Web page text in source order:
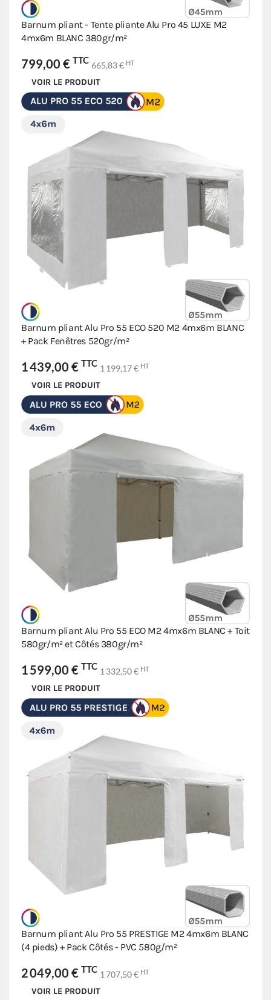
Barnum pliant - Tente pliante Alu Pro 45 LUXE M2
4mx6m BLANC 380gr/m²
799,00 € TTC 665,83 € HT
VOIR LE PRODUIT
Barnum pliant Alu Pro 55 ECO 520 M2 4mx6m BLANC
+ Pack Fenêtres 520gr/m²
1 439,00 € TTC 1 199,17 € HT
VOIR LE PRODUIT
Barnum pliant Alu Pro 55 ECO M2 4mx6m BLANC + Toit
580gr/m² et Côtés 380gr/m²
1 599,00 € TTC 1 332,50 € HT
VOIR LE PRODUIT
Barnum pliant Alu Pro 55 PRESTIGE M2 4mx6m BLANC
(4 pieds) + Pack Côtés - PVC 580g/m²
2 049,00 € TTC 1 707,50 € HT
VOIR LE PRODUIT